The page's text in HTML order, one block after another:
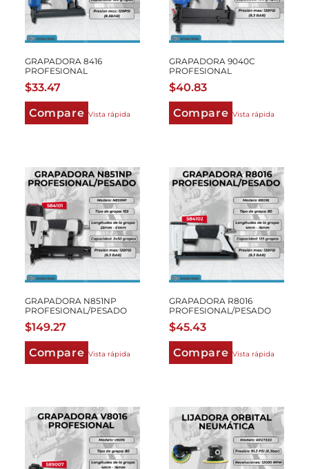
GRAPADORA 8416
PROFESIONAL
$33.47
Compare Vista rápida
GRAPADORA 9040C
PROFESIONAL
$40.83
Compare Vista rápida
GRAPADORA N851NP
PROFESIONAL/PESADO
$149.27
Compare Vista rápida
GRAPADORA R8016
PROFESIONAL/PESADO
$45.43
Compare Vista rápida